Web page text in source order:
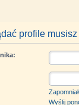
profile
Wyślij